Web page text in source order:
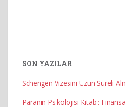
SON YAZILAR
Schengen Vizesini Uzun Süreli
Paranın Psikolojisi Kitabı: